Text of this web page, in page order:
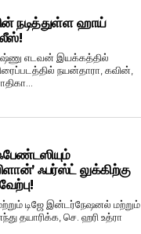
நடித்துள்ள ஹாய்
எடவன் இயக்கத்தில்
நயன்தாரா, கவின்,
ஃபர்ஸ்ட் லுக்கிற்கு
டிஜே இன்டர்நேஷனல் மற்றும்
தயாரிக்க, செ. ஹரி உத்ரா